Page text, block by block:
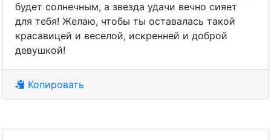
будет солнечным, а звезда удачи вечно сияет
для тебя! Желаю, чтобы ты оставалась такой
красавицей и веселой, искренней и доброй
девушкой!
Копировать